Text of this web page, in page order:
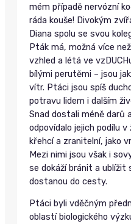
mém případě nervózní
ráda kouše! Divokým
Diana spolu se svou
Pták má, možná více
vzhled a létá ve
bílými perutěmi – jsou
vítr. Ptáci jsou spíš
potravu lidem i dalším
Snad dostali méně darů
odpovídalo jejich podílu
křehcí a zranitelní, jako
Mezi nimi jsou však i
se dokáží bránit a ublížit
dostanou do cesty.
Ptáci byli vděčným
oblastí biologického